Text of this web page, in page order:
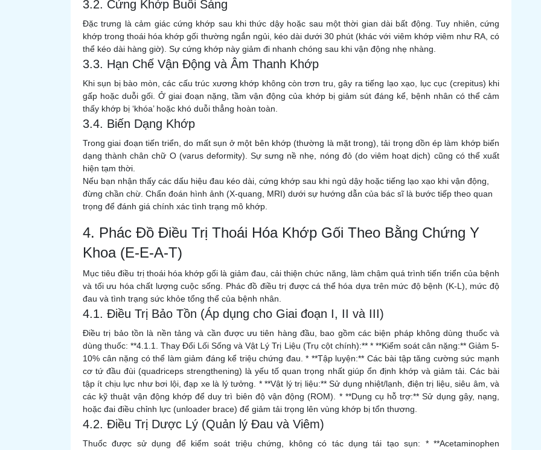
3.2. Cứng Khớp Buổi Sáng
Đặc trưng là cảm giác cứng khớp sau khi thức dậy hoặc sau một thời gian dài bất động. Tuy nhiên, cứng
khớp trong thoái hóa khớp gối thường ngắn ngủi, kéo dài dưới 30 phút (khác với viêm khớp viêm như RA, có
thể kéo dài hàng giờ). Sự cứng khớp này giảm đi nhanh chóng sau khi vận động nhẹ nhàng.
3.3. Hạn Chế Vận Động và Âm Thanh Khớp
Khi sụn bị bào mòn, các cấu trúc xương khớp không còn trơn tru, gây ra tiếng lạo xạo, lục cục (crepitus) khi
gấp hoặc duỗi gối. Ở giai đoạn nặng, tầm vận động của khớp bị giảm sút đáng kể, bệnh nhân có thể cảm
thấy khớp bị ‘khóa’ hoặc khó duỗi thẳng hoàn toàn.
3.4. Biến Dạng Khớp
Trong giai đoạn tiến triển, do mất sụn ở một bên khớp (thường là mặt trong), tải trọng dồn ép làm khớp biến
dạng thành chân chữ O (varus deformity). Sự sưng nề nhẹ, nóng đỏ (do viêm hoạt dịch) cũng có thể xuất
hiện tạm thời.
Nếu bạn nhận thấy các dấu hiệu đau kéo dài, cứng khớp sau khi ngủ dậy hoặc tiếng lạo xạo khi vận động,
đừng chần chừ. Chẩn đoán hình ảnh (X-quang, MRI) dưới sự hướng dẫn của bác sĩ là bước tiếp theo quan
trọng để đánh giá chính xác tình trạng mô khớp.
4. Phác Đồ Điều Trị Thoái Hóa Khớp Gối Theo Bằng Chứng Y
Khoa (E-E-A-T)
Mục tiêu điều trị thoái hóa khớp gối là giảm đau, cải thiện chức năng, làm chậm quá trình tiến triển của bệnh
và tối ưu hóa chất lượng cuộc sống. Phác đồ điều trị được cá thể hóa dựa trên mức độ bệnh (K-L), mức độ
đau và tình trạng sức khỏe tổng thể của bệnh nhân.
4.1. Điều Trị Bảo Tồn (Áp dụng cho Giai đoạn I, II và III)
Điều trị bảo tồn là nền tảng và cần được ưu tiên hàng đầu, bao gồm các biện pháp không dùng thuốc và
dùng thuốc: **4.1.1. Thay Đổi Lối Sống và Vật Lý Trị Liệu (Trụ cột chính):** * **Kiểm soát cân nặng:** Giảm 5-
10% cân nặng có thể làm giảm đáng kể triệu chứng đau. * **Tập luyện:** Các bài tập tăng cường sức mạnh
cơ tứ đầu đùi (quadriceps strengthening) là yếu tố quan trọng nhất giúp ổn định khớp và giảm tải. Các bài
tập ít chịu lực như bơi lội, đạp xe là lý tưởng. * **Vật lý trị liệu:** Sử dụng nhiệt/lạnh, điện trị liệu, siêu âm, và
các kỹ thuật vận động khớp để duy trì biên độ vận động (ROM). * **Dụng cụ hỗ trợ:** Sử dụng gậy, nạng,
hoặc đai điều chỉnh lực (unloader brace) để giảm tải trọng lên vùng khớp bị tổn thương.
4.2. Điều Trị Dược Lý (Quản lý Đau và Viêm)
Thuốc được sử dụng để kiểm soát triệu chứng, không có tác dụng tái tạo sụn: * **Acetaminophen